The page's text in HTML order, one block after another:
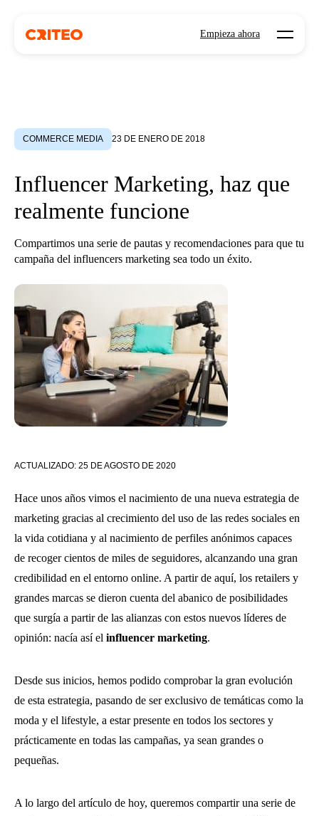
Empieza ahora Open
COMMERCE MEDIA 23 DE ENERO DE 2018
Influencer Marketing, haz que
realmente funcione
Compartimos una serie de pautas y recomendaciones para que tu
campaña del influencers marketing sea todo un éxito.
ACTUALIZADO: 25 DE AGOSTO DE 2020
Hace unos años vimos el nacimiento de una nueva estrategia de
marketing gracias al crecimiento del uso de las redes sociales en
la vida cotidiana y al nacimiento de perfiles anónimos capaces
de recoger cientos de miles de seguidores, alcanzando una gran
credibilidad en el entorno online. A partir de aquí, los retailers y
grandes marcas se dieron cuenta del abanico de posibilidades
que surgía a partir de las alianzas con estos nuevos líderes de
opinión: nacía así el influencer marketing.
Desde sus inicios, hemos podido comprobar la gran evolución
de esta estrategia, pasando de ser exclusivo de temáticas como la
moda y el lifestyle, a estar presente en todos los sectores y
prácticamente en todas las campañas, ya sean grandes o
pequeñas.
A lo largo del artículo de hoy, queremos compartir una serie de